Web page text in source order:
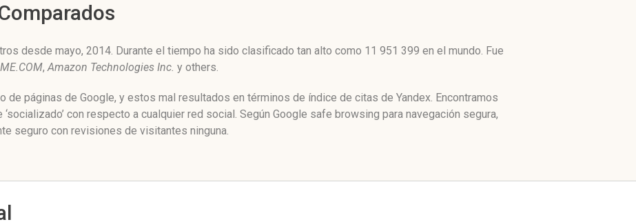
desde mayo, 2014. Durante el tiempo ha sido clasificado tan alto como 11 951 399 en el mundo. Fue
,Amazon Technologies Inc. y others.
de páginas de Google, y estos mal resultados en términos de índice de citas de Yandex. Encontramos
con respecto a cualquier red social. Según Google safe browsing para navegación segura,
seguro con revisiones de visitantes ninguna.